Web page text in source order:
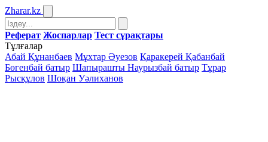
Zharar.kz
Реферат Жоспарлар Тест сұрақтары
Тұлғалар
Абай Құнанбаев Мұхтар Әуезов Қаракерей Қабанбай
Бөгенбай батыр Шапырашты Наурызбай батыр Тұрар
Рысқұлов Шоқан Уәлиханов